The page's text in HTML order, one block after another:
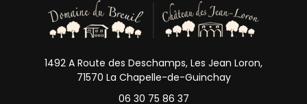
1492 A Route des Deschamps, Les Jean Loron,
71570 La Chapelle-de-Guinchay
06 30 75 86 37